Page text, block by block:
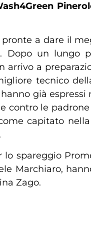
a dare il
Dopo un lungo
arrivo a
tecnico
già espressi
contro le padrone
capitato
spareggio
Marchiaro,
Zago.